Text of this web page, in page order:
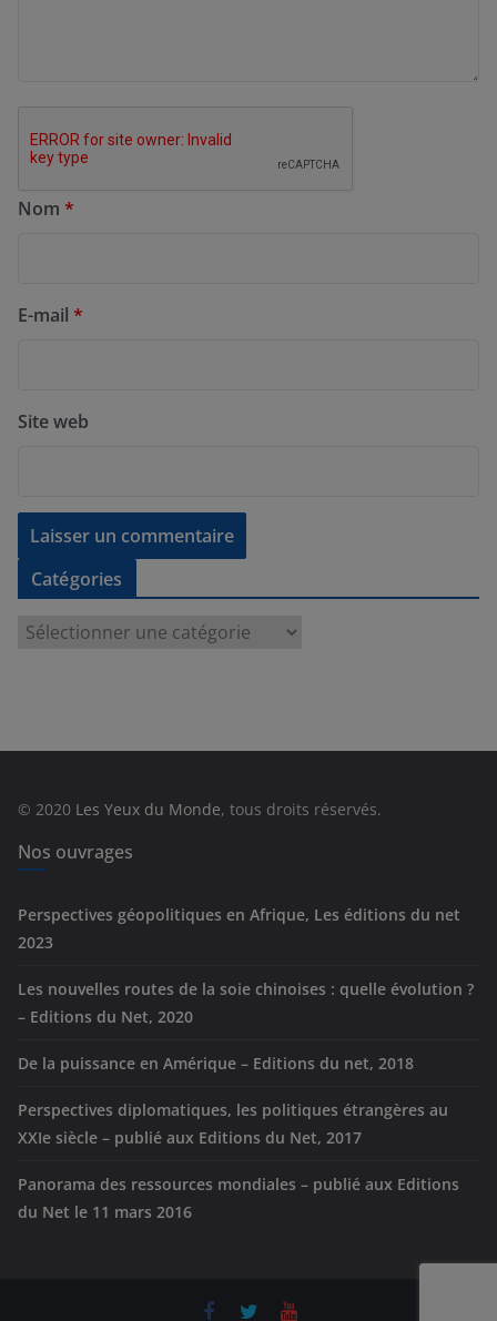
Nom *
E-mail *
Site web
Catégories
e
s
© 2020 Les Yeux du Monde, tous droits réservés.
Nos ouvrages
Perspectives géopolitiques en Afrique, Les éditions du net
2023
Les nouvelles routes de la soie chinoises : quelle évolution ?
– Editions du Net, 2020
De la puissance en Amérique – Editions du net, 2018
Perspectives diplomatiques, les politiques étrangères au
XXIe siècle – publié aux Editions du Net, 2017
Panorama des ressources mondiales – publié aux Editions
du Net le 11 mars 2016